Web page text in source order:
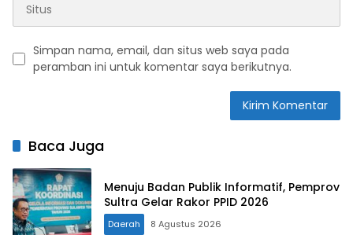
Simpan nama, email, dan situs web saya pada
peramban ini untuk komentar saya berikutnya.
Baca Juga
Menuju Badan Publik Informatif, Pemprov
Sultra Gelar Rakor PPID 2026
Daerah 8 Agustus 2026